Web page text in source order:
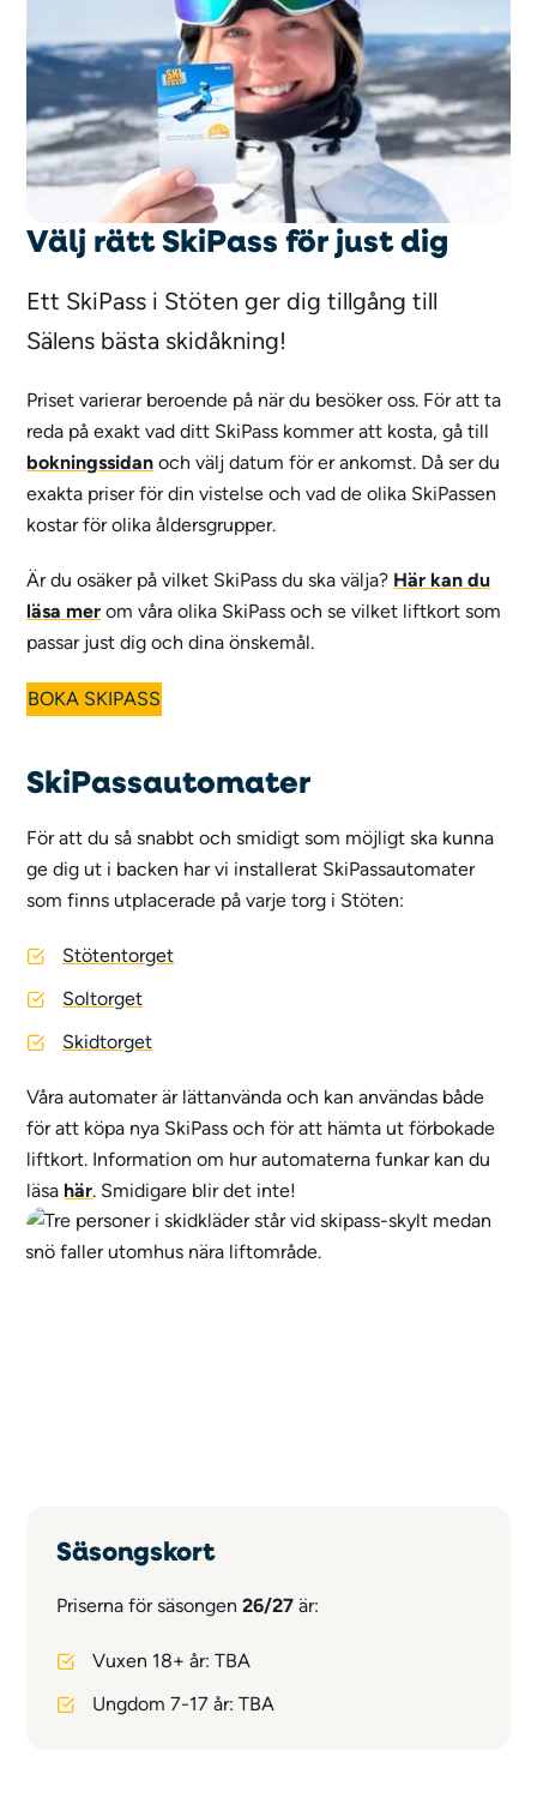
Välj rätt SkiPass för just dig
Ett SkiPass i Stöten ger dig tillgång till
Sälens bästa skidåkning!
Priset varierar beroende på när du besöker oss. För att ta
reda på exakt vad ditt SkiPass kommer att kosta, gå till
bokningssidan och välj datum för er ankomst. Då ser du
exakta priser för din vistelse och vad de olika SkiPassen
kostar för olika åldersgrupper.
Är du osäker på vilket SkiPass du ska välja? Här kan du
läsa mer om våra olika SkiPass och se vilket liftkort som
passar just dig och dina önskemål.
BOKA SKIPASS
SkiPassautomater
För att du så snabbt och smidigt som möjligt ska kunna
ge dig ut i backen har vi installerat SkiPassautomater
som finns utplacerade på varje torg i Stöten:
Stötentorget
Soltorget
Skidtorget
Våra automater är lättanvända och kan användas både
för att köpa nya SkiPass och för att hämta ut förbokade
liftkort. Information om hur automaterna funkar kan du
läsa här. Smidigare blir det inte!
Säsongskort
Priserna för säsongen26/27 är:
Vuxen 18+ år: TBA
Ungdom 7-17 år: TBA